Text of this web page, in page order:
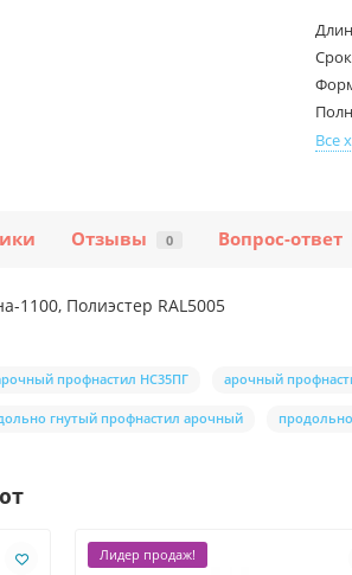
Все
Отзывы 0 Вопрос-ответ
1100, Полиэстер RAL5005
профнастил НС35ПГ арочный
гнутый профнастил арочный
Лидер продаж!